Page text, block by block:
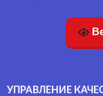
УПРАВЛЕНИЕ